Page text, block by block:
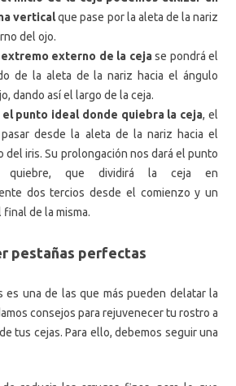
verticalque pase por la aleta de la nariz
del ojo.
extremo externo de la cejase pondrá el
de la aleta de la nariz hacia el ángulo
dando así el largo de la ceja.
el punto ideal donde quiebra la ceja, el
desde la aleta de la nariz hacia el
del iris. Su prolongación nos dará el punto
quiebre, que dividirá la ceja en
dos tercios desde el comienzo y un
de la misma.
pestañas perfectas
es una de las que más pueden delatar la
consejos para rejuvenecer tu rostro a
tus cejas. Para ello, debemos seguir una